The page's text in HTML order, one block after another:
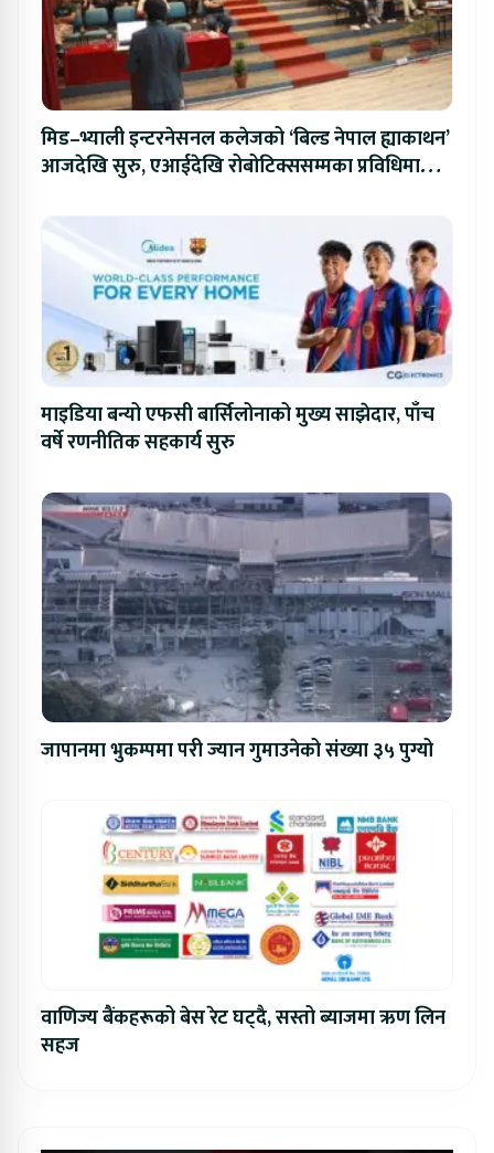
मिड–भ्याली इन्टरनेसनल कलेजको ‘बिल्ड नेपाल ह्याकाथन’
आजदेखि सुरु, एआईदेखि रोबोटिक्ससम्मका प्रविधिमा
माइडिया बन्यो एफसी बार्सिलोनाको मुख्य साझेदार, पाँच
वर्षे रणनीतिक सहकार्य सुरु
जापानमा भुकम्पमा परी ज्यान गुमाउनेको संख्या ३५ पुग्यो
वाणिज्य बैंकहरूको बेस रेट घट्दै, सस्तो ब्याजमा ऋण लिन
सहज